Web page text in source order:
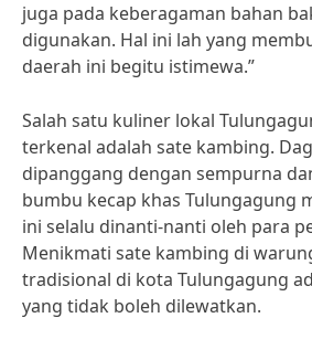
juga pada keberagaman bahan
digunakan. Hal ini lah yang
daerah ini begitu istimewa.”
Salah satu kuliner lokal
terkenal adalah sate kambing.
dipanggang dengan sempurna
bumbu kecap khas Tulungagung
ini selalu dinanti-nanti oleh para
Menikmati sate kambing di
tradisional di kota Tulungagung
yang tidak boleh dilewatkan.